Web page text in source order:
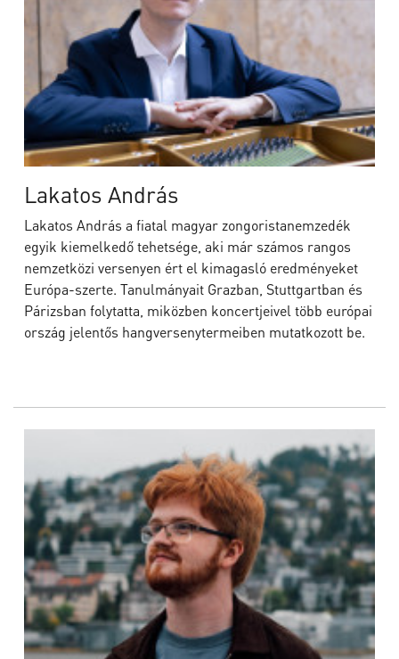
Lakatos András
Lakatos András a fiatal magyar zongoristanemzedék
egyik kiemelkedő tehetsége, aki már számos rangos
nemzetközi versenyen ért el kimagasló eredményeket
Európa-szerte. Tanulmányait Grazban, Stuttgartban és
Párizsban folytatta, miközben koncertjeivel több európai
ország jelentős hangversenytermeiben mutatkozott be.